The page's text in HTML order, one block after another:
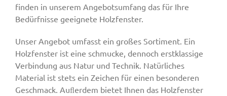
Kontakt
finden in unserem Angebotsumfang das für Ihre
Bedürfnisse geeignete Holzfenster.
Unser Angebot umfasst ein großes Sortiment. Ein
Holzfenster ist eine schmucke, dennoch erstklassige
Verbindung aus Natur und Technik. Natürliches
Material ist stets ein Zeichen für einen besonderen
Geschmack. Auﬂerdem bietet Ihnen das Holzfenster